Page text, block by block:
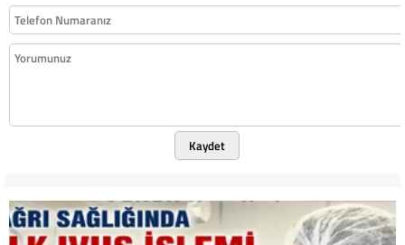
Kaydet